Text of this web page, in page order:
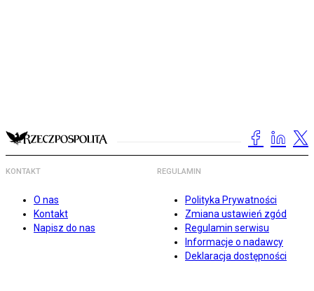
KONTAKT
O nas
Kontakt
Napisz do nas
REGULAMIN
Polityka Prywatności
Zmiana ustawień zgód
Regulamin serwisu
Informacje o nadawcy
Deklaracja dostępności